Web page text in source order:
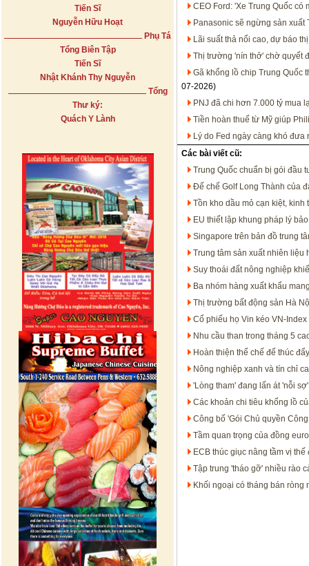
Tiến Sĩ
Nguyễn Hữu Hoạt
Phụ Tá
Tổng Biên Tập
Tiến Sĩ
Nhật Khánh Thy Nguyễn
Tổng
Thư ký:
Quách Y Lành
CEO Ford: 'Xe Trung Quốc có
Panasonic sẽ ngừng sản xuất
Lãi suất thả nổi cao, dự báo
Thị trường 'nín thở' chờ quyết
Gã khổng lồ chip Trung Quốc
07-2026)
PNJ đã chi hơn 7.000 tỷ mua
Tiền hoàn thuế từ Mỹ giúp
Lý do Fed ngày càng khó đưa
Các bài viết cũ:
Trung Quốc chuẩn bị gói đầu
Đế chế Golf Long Thành của
Tồn kho dầu mỏ cạn kiệt,
EU thiết lập khung pháp lý
Singapore trên bản đồ trung
Trung tâm sản xuất nhiên liệu
Suy thoái đất nông nghiệp
Ba nhóm hàng xuất khẩu
Thị trường bất động sản Hà
Cổ phiếu họ Vin kéo VN-
Nhu cầu than trong tháng 5
Hoàn thiện thể chế để thúc
Nông nghiệp xanh và tín chỉ
'Lòng tham' đang lấn át 'nỗi
Các khoản chi tiêu khổng lồ
Công bố 'Gói Chủ quyền
Tầm quan trọng của đồng
ECB thúc giục nâng tầm vị thế
Tập trung 'tháo gỡ' nhiều rào
Khối ngoại có tháng bán ròng